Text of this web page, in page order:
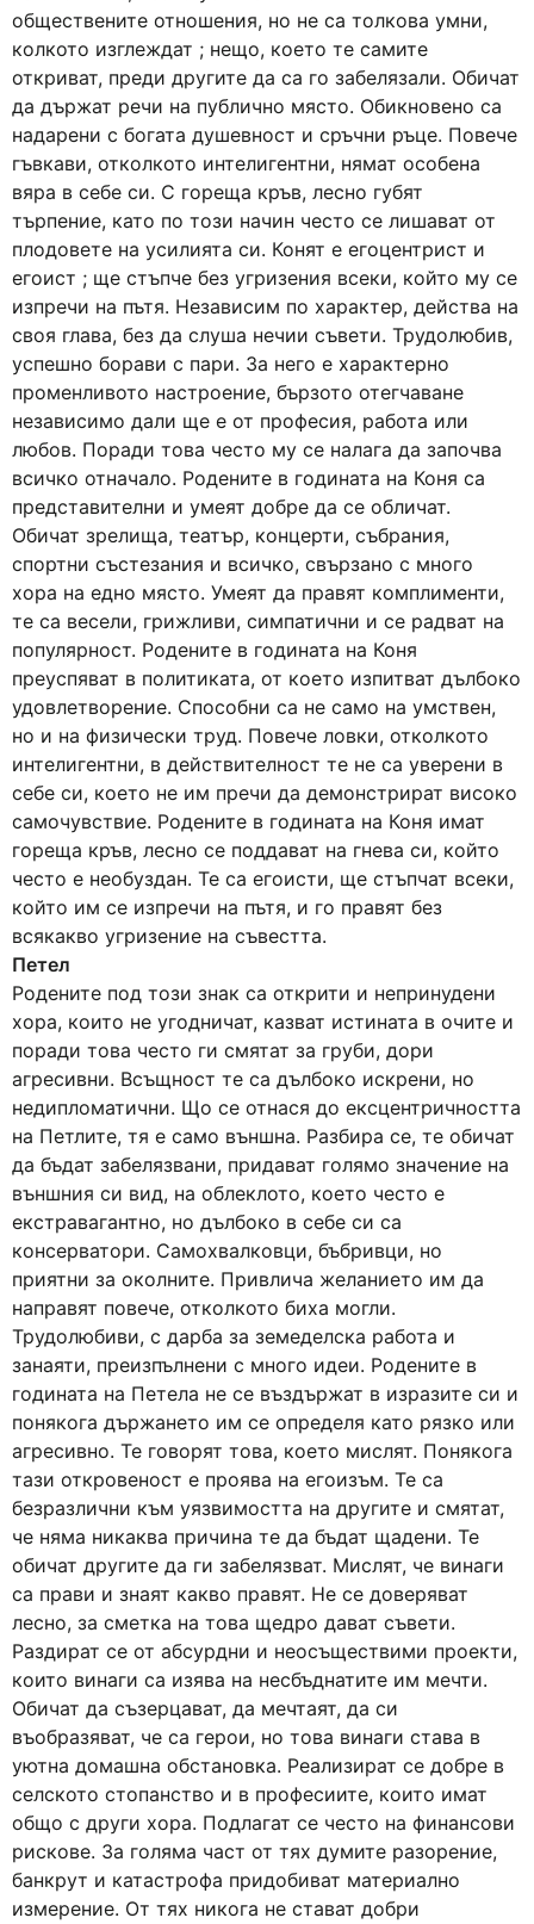
обществените отношения, но не са толкова умни,
колкото изглеждат ; нещо, което те самите
откриват, преди другите да са го забелязали. Обичат
да държат речи на публично място. Обикновено са
надарени с богата душевност и сръчни ръце. Повече
гъвкави, отколкото интелигентни, нямат особена
вяра в себе си. С гореща кръв, лесно губят
търпение, като по този начин често се лишават от
плодовете на усилията си. Конят е егоцентрист и
егоист ; ще стъпче без угризения всеки, който му се
изпречи на пътя. Независим по характер, действа на
своя глава, без да слуша нечии съвети. Трудолюбив,
успешно борави с пари. За него е характерно
променливото настроение, бързото отегчаване
независимо дали ще е от професия, работа или
любов. Поради това често му се налага да започва
всичко отначало. Родените в годината на Коня са
представителни и умеят добре да се обличат.
Обичат зрелища, театър, концерти, събрания,
спортни състезания и всичко, свързано с много
хора на едно място. Умеят да правят комплименти,
те са весели, грижливи, симпатични и се радват на
популярност. Родените в годината на Коня
преуспяват в политиката, от което изпитват дълбоко
удовлетворение. Способни са не само на умствен,
но и на физически труд. Повече ловки, отколкото
интелигентни, в действителност те не са уверени в
себе си, което не им пречи да демонстрират високо
самочувствие. Родените в годината на Коня имат
гореща кръв, лесно се поддават на гнева си, който
често е необуздан. Те са егоисти, ще стъпчат всеки,
който им се изпречи на пътя, и го правят без
всякакво угризение на съвестта.
Петел
Родените под този знак са открити и непринудени
хора, които не угодничат, казват истината в очите и
поради това често ги смятат за груби, дори
агресивни. Всъщност те са дълбоко искрени, но
недипломатични. Що се отнася до ексцентричността
на Петлите, тя е само външна. Разбира се, те обичат
да бъдат забелязвани, придават голямо значение на
външния си вид, на облеклото, което често е
екстравагантно, но дълбоко в себе си са
консерватори. Самохвалковци, бъбривци, но
приятни за околните. Привлича желанието им да
направят повече, отколкото биха могли.
Трудолюбиви, с дарба за земеделска работа и
занаяти, преизпълнени с много идеи. Родените в
годината на Петела не се въздържат в изразите си и
понякога държането им се определя като рязко или
агресивно. Те говорят това, което мислят. Понякога
тази откровеност е проява на егоизъм. Те са
безразлични към уязвимостта на другите и смятат,
че няма никаква причина те да бъдат щадени. Те
обичат другите да ги забелязват. Мислят, че винаги
са прави и знаят какво правят. Не се доверяват
лесно, за сметка на това щедро дават съвети.
Раздират се от абсурдни и неосъществими проекти,
които винаги са изява на несбъднатите им мечти.
Обичат да съзерцават, да мечтаят, да си
въобразяват, че са герои, но това винаги става в
уютна домашна обстановка. Реализират се добре в
селското стопанство и в професиите, които имат
общо с други хора. Подлагат се често на финансови
рискове. За голяма част от тях думите разорение,
банкрут и катастрофа придобиват материално
измерение. От тях никога не стават добри